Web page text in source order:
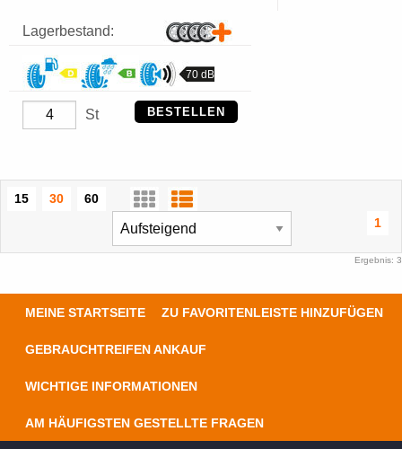
Lagerbestand:
70 dB
St BESTELLEN
15 30
60
1
Ergebnis: 3
MEINE STARTSEITE ZU FAVORITENLEISTE HINZUFÜGEN
GEBRAUCHTREIFEN ANKAUF
WICHTIGE INFORMATIONEN
AM HÄUFIGSTEN GESTELLTE FRAGEN